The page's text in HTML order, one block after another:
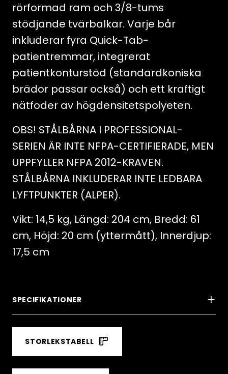
rörformad ram och 3/8-tums
stödjande tvärbalkar. Varje bår
inkluderar fyra Quick-Tab-
patientremmar, integrerat
patientkonturstöd (standardkoniska
brädor passar också) och ett kraftigt
nätfoder av högdensitetspolyeten.
OBS! STÅLBÅRNA I PROFESSIONAL-
SERIEN ÄR INTE NFPA-CERTIFIERADE, MEN
UPPFYLLER NFPA 2012-KRAVEN.
STÅLBÅRNA INKLUDERAR INTE LEDBARA
LYFTPUNKTER (ALPER).
Vikt: 14,5 kg, Längd: 204 cm, Bredd: 61
cm, Höjd: 20 cm (yttermått), Innerdjup:
17,5 cm
SPECIFIKATIONER
STORLEKSTABELL